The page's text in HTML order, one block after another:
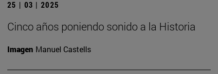
25 | 03 | 2025
Cinco años poniendo sonido a la Historia
Imagen Manuel Castells